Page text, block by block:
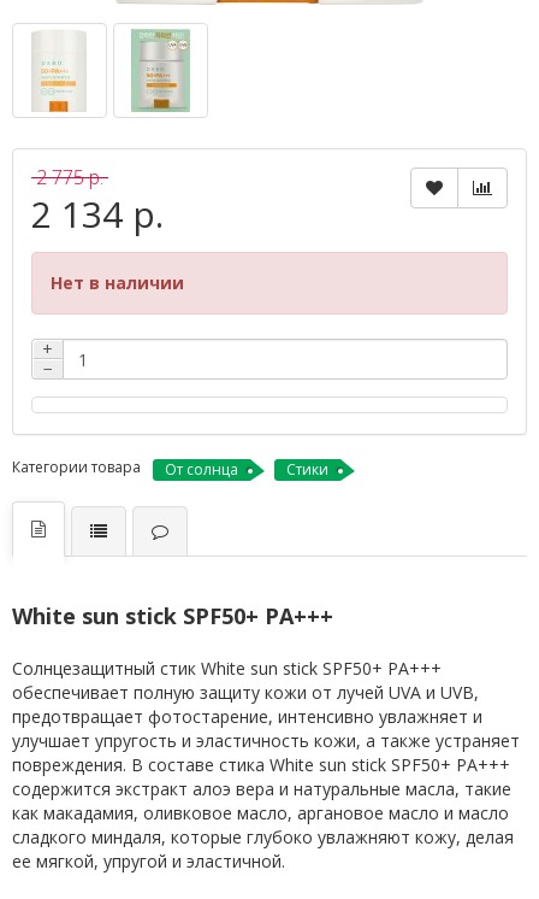
2 775 р.
2 134 р.
Нет в наличии
+
−
Категории товара От солнца Стики
White sun stick SPF50+ PA+++
Солнцезащитный стик White sun stick SPF50+ PA+++
обеспечивает полную защиту кожи от лучей UVA и UVB,
предотвращает фотостарение, интенсивно увлажняет и
улучшает упругость и эластичность кожи, а также устраняет
повреждения. В составе стика White sun stick SPF50+ PA+++
содержится экстракт алоэ вера и натуральные масла, такие
как макадамия, оливковое масло, аргановое масло и масло
сладкого миндаля, которые глубоко увлажняют кожу, делая
ее мягкой, упругой и эластичной.